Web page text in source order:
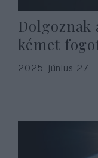
kémet
2025. június 27.